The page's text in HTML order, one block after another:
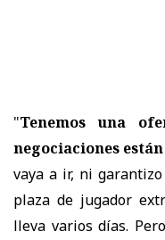
"Tenemos una
negociaciones
vaya a ir, ni
plaza de jugador
lleva varios días.